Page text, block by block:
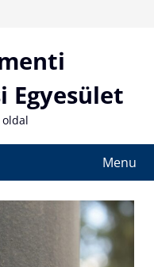
Egyesület
Menu